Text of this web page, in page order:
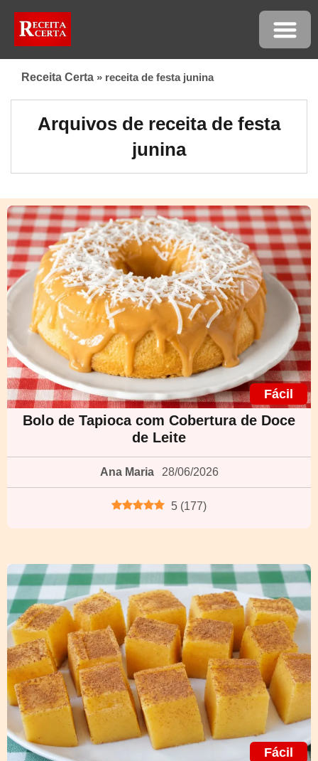
Receita Certa » receita de festa junina
Arquivos de receita de festa
junina
Fácil
Bolo de Tapioca com Cobertura de Doce
de Leite
Ana Maria 28/06/2026
5 (177)
Fácil